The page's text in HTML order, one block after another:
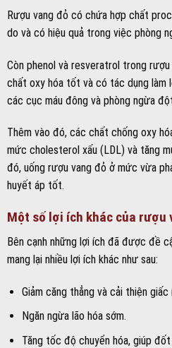
Rượu vang đỏ có chứa hợp chất
do và có hiệu quả trong việc phòng
Còn phenol và resveratrol trong
chất oxy hóa tốt và có tác dụng làm
các cục máu đông và phòng ngừa
Thêm vào đó, các chất chống oxy
mức cholesterol xấu (LDL) và tăng
đó, uống rượu vang đỏ ở mức vừa
huyết áp tốt.
Một số lợi ích khác của rượu
Bên cạnh những lợi ích đã được đề
mang lại nhiều lợi ích khác như sau:
Giảm căng thẳng và cải thiện giấc
Ngăn ngừa lão hóa sớm.
Tăng tốc độ chuyển hóa, giúp